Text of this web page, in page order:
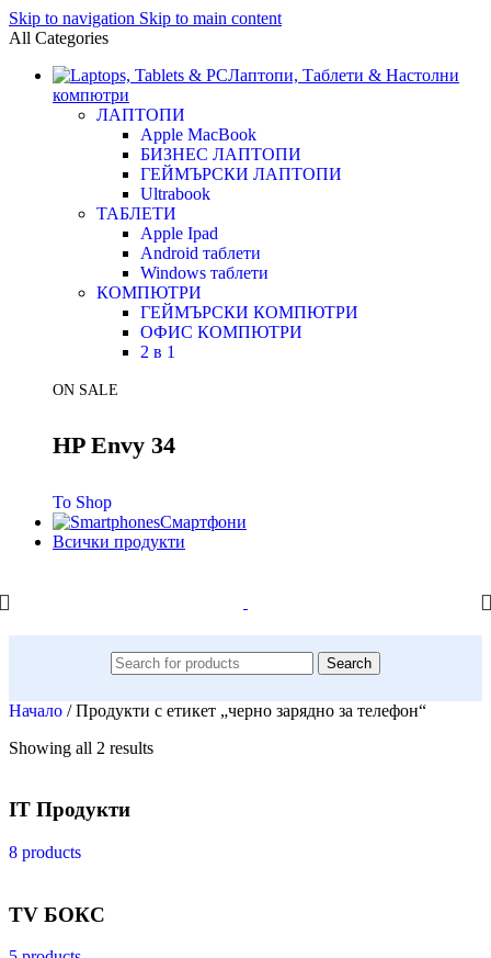
Skip to navigation Skip to main content
All Categories
Лаптопи, Таблети & Настолни
компютри
ЛАПТОПИ
Apple MacBook
БИЗНЕС ЛАПТОПИ
ГЕЙМЪРСКИ ЛАПТОПИ
Ultrabook
ТАБЛЕТИ
Apple Ipad
Android таблети
Windows таблети
КОМПЮТРИ
ГЕЙМЪРСКИ КОМПЮТРИ
ОФИС КОМПЮТРИ
2 в 1
ON SALE
HP Envy 34
To Shop
Смартфони
Всички продукти
Search
Начало / Продукти с етикет „черно зарядно за телефон“
Showing all 2 results
IT Продукти
8 products
TV БОКС